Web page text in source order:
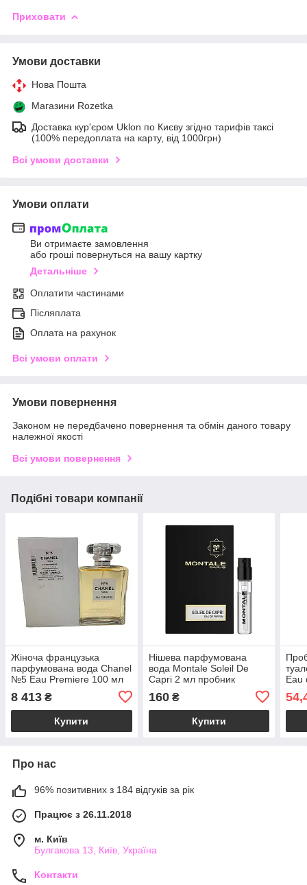
Приховати
Умови доставки
Нова Пошта
Магазини Rozetka
Доставка кур'єром Uklon по Києву згідно тарифів таксі
(100% передоплата на карту, від 1000грн)
Всі умови доставки
Умови оплати
Ви отримаєте замовлення
або гроші повернуться на вашу картку
Детальніше
Оплатити частинами
Післяплата
Оплата на рахунок
Всі умови оплати
Умови повернення
Законом не передбачено повернення та обмін даного товару
належної якості
Всі умови повернення
Подібні товари компанії
Жіноча французька
парфумована вода Chanel
№5 Eau Premiere 100 мл
квітковий аромат
8 413 ₴
Купити
Нішева парфумована
вода Montale Soleil De
Capri 2 мл пробник
фруктовий аромат
160₴
Купити
Eau
Про нас
96% позитивних з 184 відгуків за рік
Працює з 26.11.2018
м. Київ
Булгакова 13, Київ, Україна
Контакти